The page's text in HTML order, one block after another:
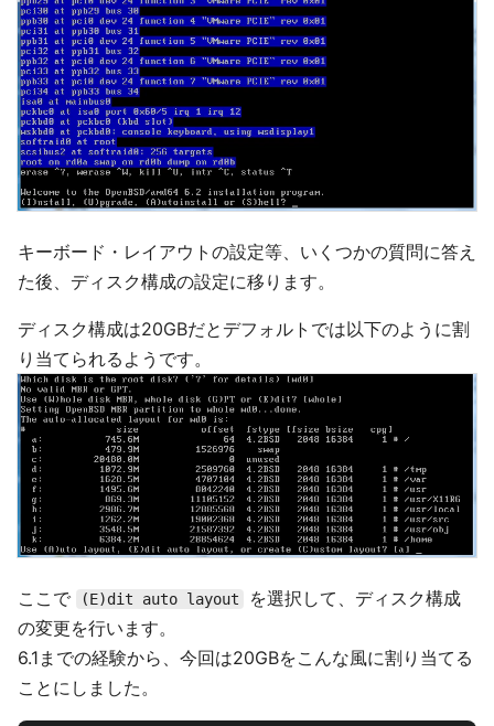
キーボード・レイアウトの設定等、いくつかの質問に答え
た後、ディスク構成の設定に移ります。
ディスク構成は20GBだとデフォルトでは以下のように割
り当てられるようです。
ここで (E)dit auto layout
を選択して、ディスク構成
の変更を行います。
6.1までの経験から、今回は20GBをこんな風に割り当てる
ことにしました。